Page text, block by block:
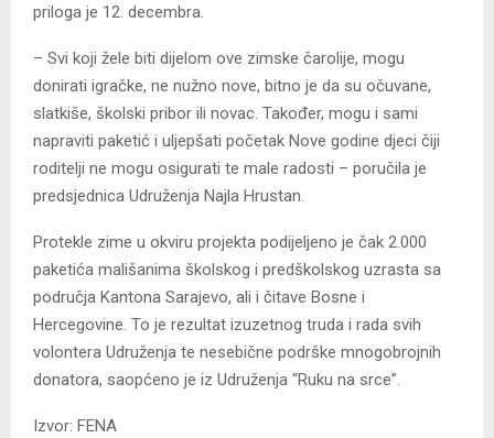
priloga je 12. decembra.
– Svi koji žele biti dijelom ove zimske čarolije, mogu
donirati igračke, ne nužno nove, bitno je da su očuvane,
slatkiše, školski pribor ili novac. Također, mogu i sami
napraviti paketić i uljepšati početak Nove godine djeci čiji
roditelji ne mogu osigurati te male radosti – poručila je
predsjednica Udruženja Najla Hrustan.
Protekle zime u okviru projekta podijeljeno je čak 2.000
paketića mališanima školskog i predškolskog uzrasta sa
područja Kantona Sarajevo, ali i čitave Bosne i
Hercegovine. To je rezultat izuzetnog truda i rada svih
volontera Udruženja te nesebične podrške mnogobrojnih
donatora, saopćeno je iz Udruženja “Ruku na srce”.
Izvor: FENA